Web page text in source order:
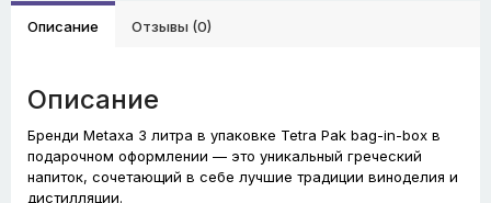
Описание Отзывы (0)
Описание
Бренди Metaxa 3 литра в упаковке Tetra Pak bag-in-box в
подарочном оформлении — это уникальный греческий
напиток, сочетающий в себе лучшие традиции виноделия и
дистилляции.